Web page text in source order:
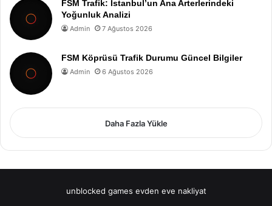
FSM Trafik: İstanbul’un Ana Arterlerindeki
Yoğunluk Analizi
Admin 7 Ağustos 2026
FSM Köprüsü Trafik Durumu Güncel Bilgiler
Admin 6 Ağustos 2026
Daha Fazla Yükle
unblocked games evden eve nakliyat